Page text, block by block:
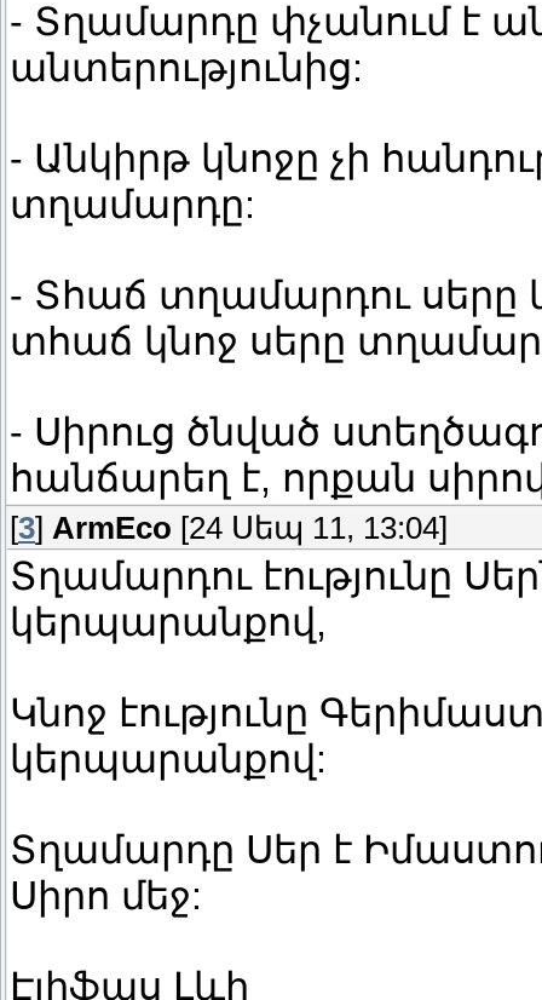
- Տղամարդը փչանում է
անտերությունից:
- Անկիրթ կնոջը չի
տղամարդը:
- Տհաճ տղամարդու սերը
տհաճ կնոջ սերը
- Սիրուց ծնված
հանճարեղ է, որքան
[3] ArmEco [24 Սեպ 11, 13:04]
Տղամարդու էությունը
կերպարանքով,
Կնոջ էությունը
կերպարանքով:
Տղամարդը Սեր է
Սիրո մեջ:
Էլիֆաս Լևի